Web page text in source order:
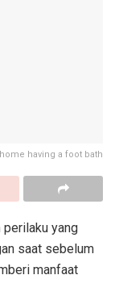
having a foot bath
yang
saat sebelum
manfaat